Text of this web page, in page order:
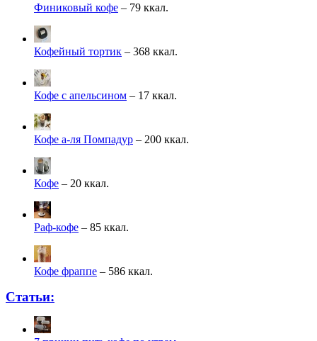
Финиковый кофе – 79 ккал.
Кофейный тортик – 368 ккал.
Кофе с апельсином – 17 ккал.
Кофе а-ля Помпадур – 200 ккал.
Кофе – 20 ккал.
Раф-кофе – 85 ккал.
Кофе фраппе – 586 ккал.
Статьи: